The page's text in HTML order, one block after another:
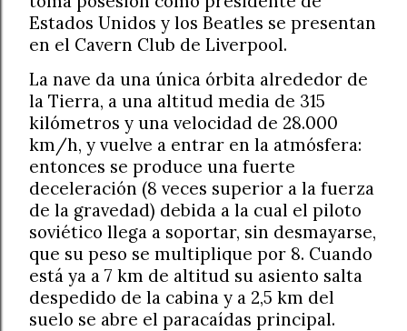
Estados Unidos y los Beatles se presentan
en el Cavern Club de Liverpool.
La nave da una única órbita alrededor de
la Tierra, a una altitud media de 315
kilómetros y una velocidad de 28.000
km/h, y vuelve a entrar en la atmósfera:
entonces se produce una fuerte
deceleración (8 veces superior a la fuerza
de la gravedad) debida a la cual el piloto
soviético llega a soportar, sin desmayarse,
que su peso se multiplique por 8. Cuando
está ya a 7 km de altitud su asiento salta
despedido de la cabina y a 2,5 km del
suelo se abre el paracaídas principal.